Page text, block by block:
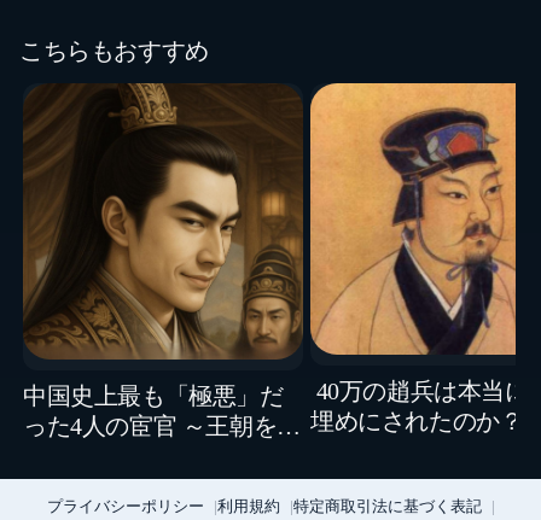
こちらもおすすめ
中国史上最も「極悪」だ
った4人の宦官 ～王朝を崩
たち
40万の趙兵は本当に
埋めにされたのか？
1995年の発見
プライバシーポリシー 利用規約
特定商取引法に基づく表記